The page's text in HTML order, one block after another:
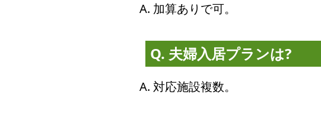
A. 加算ありで可。
Q. 夫婦入居プランは?
A. 対応施設複数。